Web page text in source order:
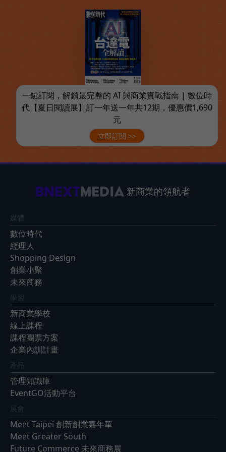
一鍵訂閱，解鎖最完整的 AI 與商業實戰指南 | 數位時
代【夏日閱讀展】訂一年送一年共12期，優惠價1,690
元
立即訂閱 >>
新商業的領航者
媒體
數位時代
經理人
Shopping Design
創業小聚
未來商務
學習
新商業學校
線上課程
課程團票方案
企業內訓計畫
產品
管理知識庫
EventGO活動平台
展會
Meet Taipei 創新創業嘉年華
Meet Greater South
Future Commerce 未來商務展